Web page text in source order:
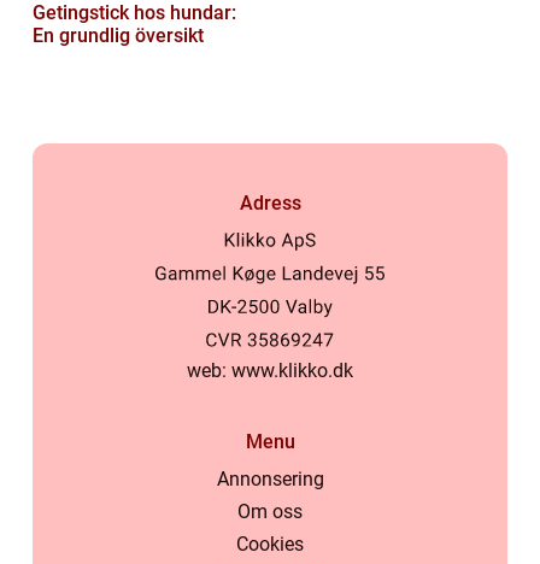
Getingstick hos hundar:
En grundlig översikt
Adress
web: www.klikko.dk
Menu
Annonsering
Om oss
Cookies